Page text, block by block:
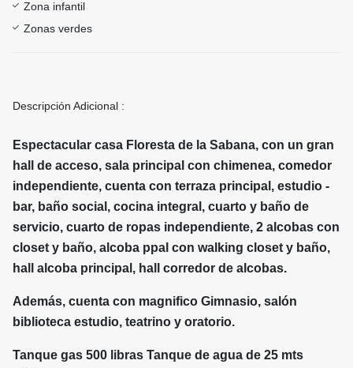
Zona infantil
Zonas verdes
Descripción Adicional :
Espectacular casa Floresta de la Sabana, con un gran
hall de acceso, sala principal con chimenea, comedor
independiente, cuenta con terraza principal, estudio -
bar, baño social, cocina integral, cuarto y baño de
servicio, cuarto de ropas independiente, 2 alcobas con
closet y baño, alcoba ppal con walking closet y baño,
hall alcoba principal, hall corredor de alcobas.
Además, cuenta con magnifico Gimnasio, salón
biblioteca estudio, teatrino y oratorio.
Tanque gas 500 libras Tanque de agua de 25 mts